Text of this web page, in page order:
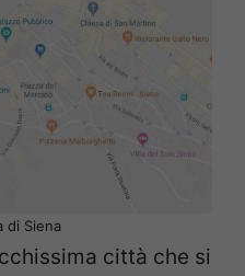
di Siena
città che si